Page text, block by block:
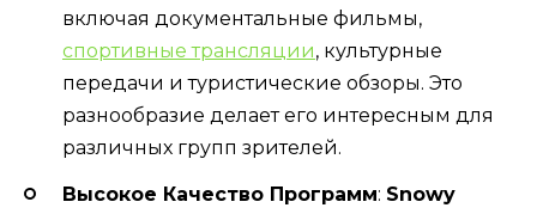
включая документальные фильмы,
спортивные трансляции, культурные
передачи и туристические обзоры. Это
разнообразие делает его интересным для
различных групп зрителей.
Высокое Качество Программ: Snowy